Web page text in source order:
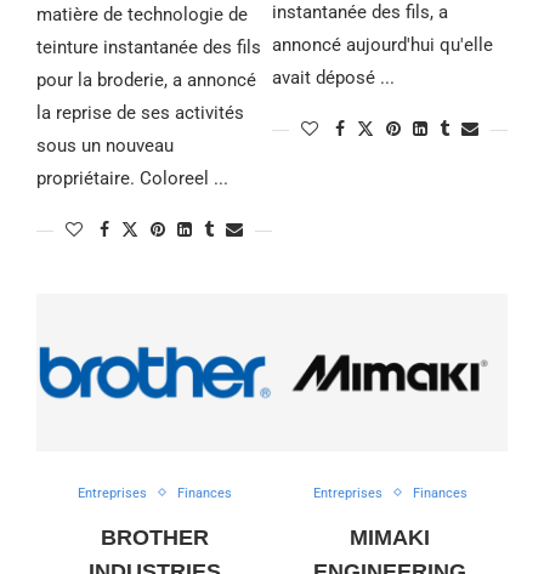
matière de technologie de
teinture instantanée des fils
pour la broderie, a annoncé
la reprise de ses activités
sous un nouveau
propriétaire. Coloreel ...
instantanée des fils, a
annoncé aujourd'hui qu'elle
avait déposé ...
Entreprises Finances
BROTHER
Entreprises Finances
MIMAKI